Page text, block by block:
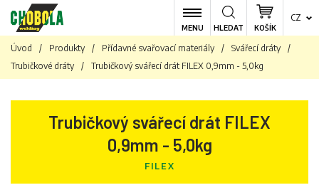
MENU KOŠÍK
CZ
HLEDAT
Úvod / Produkty / Přídavné svařovací materiály / Svářecí dráty
/
Trubičkové dráty
/ Trubičkový svářecí drát FILEX 0,9mm - 5,0kg
Trubičkový svářecí drát FILEX
0,9mm - 5,0kg
FILEX